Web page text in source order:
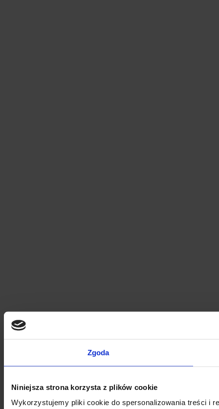
Zgoda
Niniejsza strona korzysta z plików cookie
Wykorzystujemy pliki cookie do spersonalizowania treści i